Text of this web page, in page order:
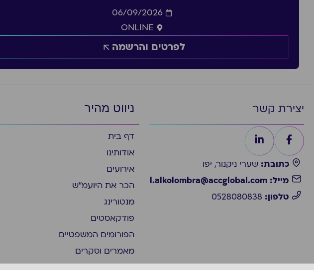
06/09/2026
ONLINE
לפרטים והרשמה
יצירת קשר
כתובת: שערי ניקנור, יפו
מייל: l.alkolombra@accglobal.com
טלפון:
ניווט מהיר
דף בית
אודותינו
אירועים
הכר את היועמ״ש
מנטורינג
פודקאסטים
הפורומים המשפטיים
מאמרים וסקרים
צור קשר